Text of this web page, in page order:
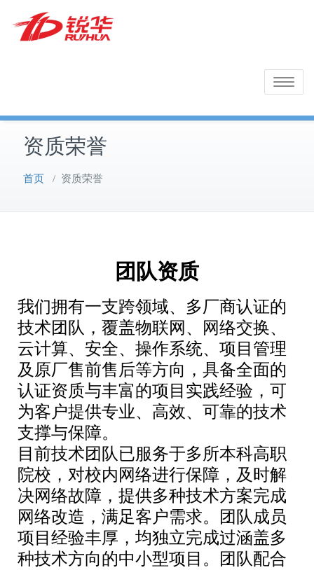
content
Toggle
资质荣誉
首页 / 资质荣誉
团队资质
我们拥有一支跨领域、多厂商认证的
技术团队，覆盖物联网、网络交换、
云计算、安全、操作系统、项目管理
及原厂售前售后等方向，具备全面的
认证资质与丰富的项目实践经验，可
为客户提供专业、高效、可靠的技术
支撑与保障。
目前技术团队已服务于多所本科高职
院校，对校内网络进行保障，及时解
决网络故障，提供多种技术方案完成
网络改造，满足客户需求。团队成员
项目经验丰厚，均独立完成过涵盖多
种技术方向的中小型项目。团队配合